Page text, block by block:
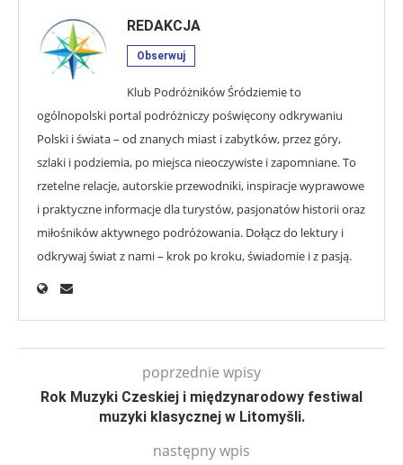
REDAKCJA
Obserwuj
Klub Podróżników Śródziemie to
ogólnopolski portal podróżniczy poświęcony odkrywaniu
Polski i świata – od znanych miast i zabytków, przez góry,
szlaki i podziemia, po miejsca nieoczywiste i zapomniane. To
rzetelne relacje, autorskie przewodniki, inspiracje wyprawowe
i praktyczne informacje dla turystów, pasjonatów historii oraz
miłośników aktywnego podróżowania. Dołącz do lektury i
odkrywaj świat z nami – krok po kroku, świadomie i z pasją.
poprzednie wpisy
Rok Muzyki Czeskiej i międzynarodowy festiwal
muzyki klasycznej w Litomyšli.
następny wpis